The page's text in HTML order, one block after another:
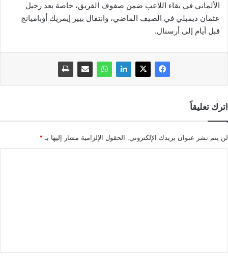
الألماني في بقاء اللاعب ضمن صفوف الفريق، خاصة بعد رحيل
عثمان ديمبلي في الصيف الماضي، وانتقال بيير إيمريك أوباميانج
قبل أيام إلى أرسنال.
اترك تعليقاً
لن يتم نشر عنوان بريدك الإلكتروني. الحقول الإلزامية مشار إليها بـ *